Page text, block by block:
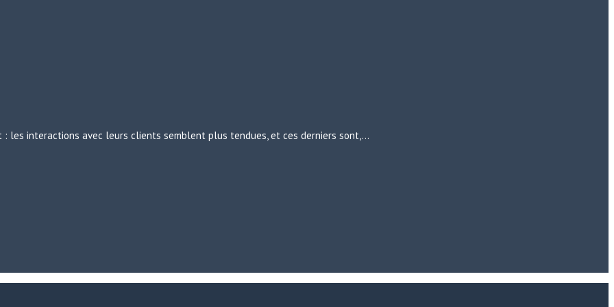
les interactions avec leurs clients semblent plus tendues, et ces derniers sont,…